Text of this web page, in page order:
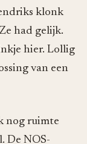
klonk
had gelijk.
hier. Lollig
van een
nog ruimte
De NOS-